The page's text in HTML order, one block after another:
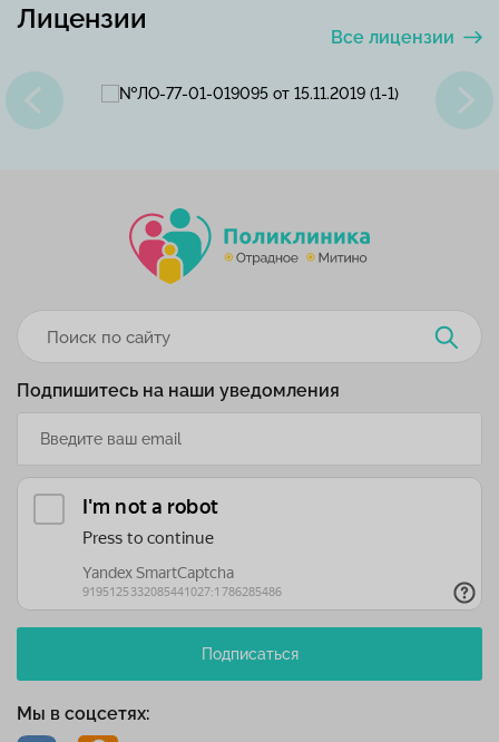
Лицензии
Все лицензии
Мы в соцсетях:
Подпишитесь на наши уведомления
Подписаться